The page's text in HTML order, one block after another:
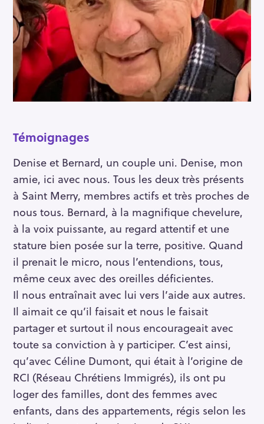
Témoignages
Denise et Bernard, un couple uni. Denise, mon
amie, ici avec nous. Tous les deux très présents
à Saint Merry, membres actifs et très proches de
nous tous. Bernard, à la magnifique chevelure,
à la voix puissante, au regard attentif et une
stature bien posée sur la terre, positive. Quand
il prenait le micro, nous l’entendions, tous,
même ceux avec des oreilles déficientes.
Il nous entraînait avec lui vers l’aide aux autres.
Il aimait ce qu’il faisait et nous le faisait
partager et surtout il nous encourageait avec
toute sa conviction à y participer. C’est ainsi,
qu’avec Céline Dumont, qui était à l’origine de
RCI (Réseau Chrétiens Immigrés), ils ont pu
loger des familles, dont des femmes avec
enfants, dans des appartements, régis selon les